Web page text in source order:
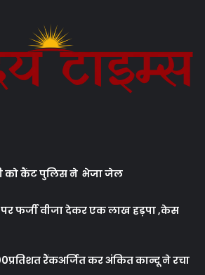
को कैंट पुलिस ने भेजा जेल
फर्जी वीजा देकर एक लाख हड़पा ,केस
रैंकअर्जित कर अंकित कान्दू ने रचा